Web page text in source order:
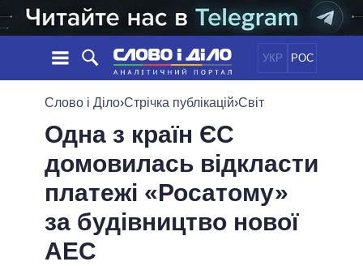
УКР РОС
НОВИНИ
СТРІЧКА
ПОДІЇ
СТАТТІ
ДУМКИ
ОГЛЯДИ
ДАЙДЖЕСТИ
ПОЛІТИКА
ЕКОНОМІКА
СУСПІЛЬСТВО
ОБIЦЯНКИ
ПОЛIТИКИ
УСІ ПОЛІТИКИ
ПРЕЗИДЕНТ І ОФІС
ВЕРХОВНА РАДА
Слово і Діло›Стрічка публікацій›Світ
Одна з країн ЄС
домовилась відкласти
платежі «Росатому»
за будівництво нової
АЕС